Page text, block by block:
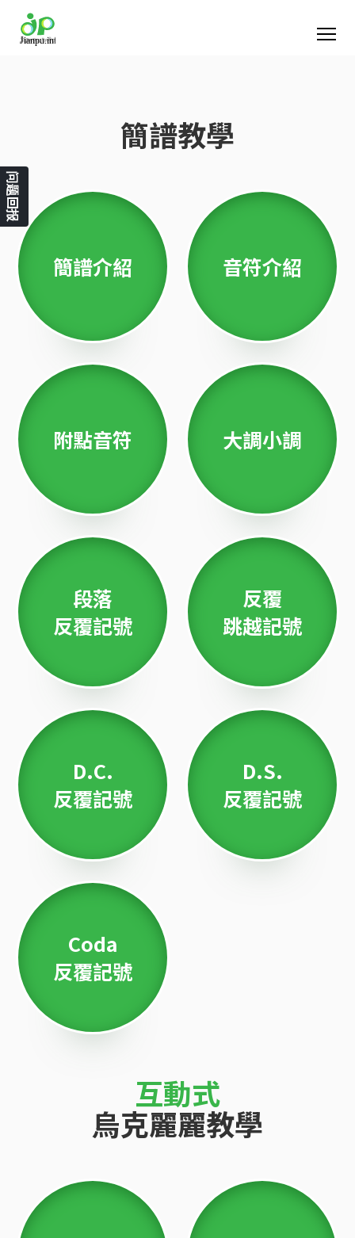
簡譜教學
簡譜介紹 音符介紹
附點音符 大調小調
段落
反覆記號
反覆
跳越記號
D.C.
反覆記號
D.S.
反覆記號
Coda
反覆記號
互動式
烏克麗麗教學
问题回报